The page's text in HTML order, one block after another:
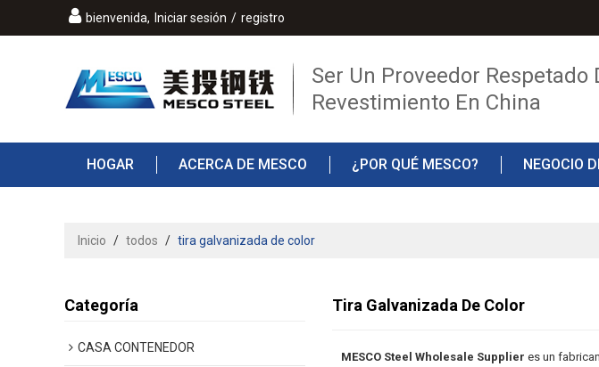
bienvenida, Iniciar sesión / registro
Ser Un Proveedor Respetado
Revestimiento En China
HOGAR ACERCA DE MESCO ¿POR QUÉ MESCO? NEGOCIO
Inicio / todos / tira galvanizada de color
Categoría
CASA CONTENEDOR
Tira Galvanizada De Color
MESCO Steel Wholesale Supplier es un